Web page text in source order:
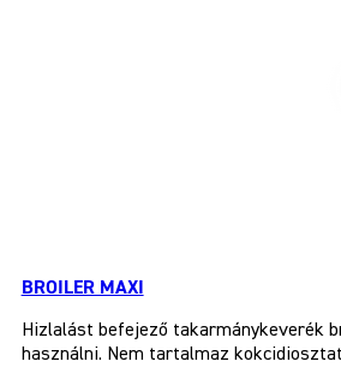
BROILER MAXI
Hizlalást befejező takarmánykeverék
használni. Nem tartalmaz